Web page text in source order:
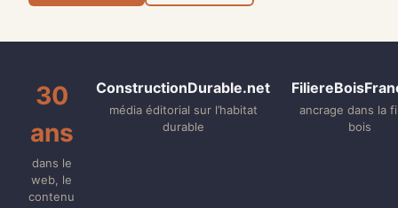
30
ans
dans le
web, le
contenu
ConstructionDurable.net
média éditorial sur l’habitat
durable
ancrage dans la
bois